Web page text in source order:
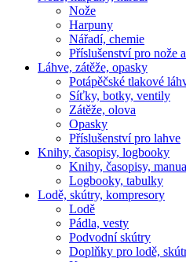
Nože
Harpuny
Nářadí, chemie
Příslušenství pro nože
Láhve, zátěže, opasky
Potápěčské tlakové
Síťky, botky, ventily
Zátěže, olova
Opasky
Příslušenství pro lahve
Knihy, časopisy, logbooky
Knihy, časopisy,
Logbooky, tabulky
Lodě, skútry, kompresory
Lodě
Pádla, vesty
Podvodní skútry
Doplňky pro lodě,